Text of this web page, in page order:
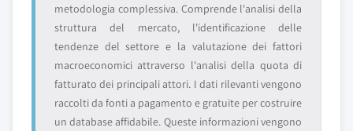
metodologia complessiva. Comprende l'analisi della
struttura del mercato, l'identificazione delle
tendenze del settore e la valutazione dei fattori
macroeconomici attraverso l'analisi della quota di
fatturato dei principali attori. I dati rilevanti vengono
raccolti da fonti a pagamento e gratuite per costruire
un database affidabile. Queste informazioni vengono